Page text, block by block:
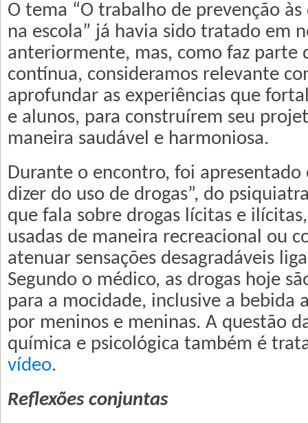
O tema “O trabalho de prevenção
na escola” já havia sido tratado em
anteriormente, mas, como faz parte
contínua, consideramos relevante
aprofundar as experiências que
e alunos, para construírem seu
maneira saudável e harmoniosa.
Durante o encontro, foi apresentado
dizer do uso de drogas”, do
que fala sobre drogas lícitas e
usadas de maneira recreacional ou
atenuar sensações desagradáveis
Segundo o médico, as drogas hoje
para a mocidade, inclusive a bebida
por meninos e meninas. A questão
química e psicológica também é
vídeo.
Reflexões conjuntas